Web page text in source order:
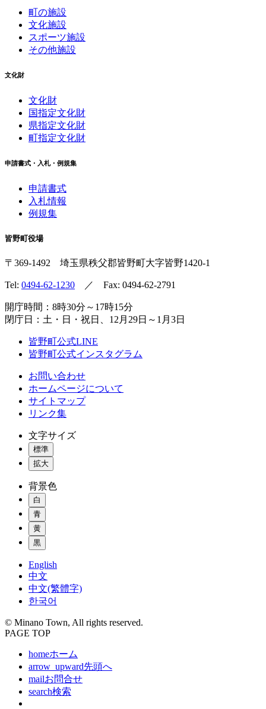
町の施設
文化施設
スポーツ施設
その他施設
文化財
文化財
国指定文化財
県指定文化財
町指定文化財
申請書式・入札・例規集
申請書式
入札情報
例規集
皆野町役場
〒369-1492 埼玉県秩父郡皆野町 大字皆野1420-1
Tel: 0494-62-1230 ／ Fax: 0494-62-2791
開庁時間：8時30分～17時15分
閉庁日：土・日・祝日、12月29日～1月3日
皆野町公式LINE
皆野町公式インスタグラム
お問い合わせ
ホームページについて
サイトマップ
リンク集
文字サイズ
標準
拡大
背景色
白
青
黄
黒
English
中文
中文(繁體字)
한국어
© Minano Town, All rights reserved.
PAGE TOP
homeホーム
arrow_upward先頭へ
mailお問合せ
search検索